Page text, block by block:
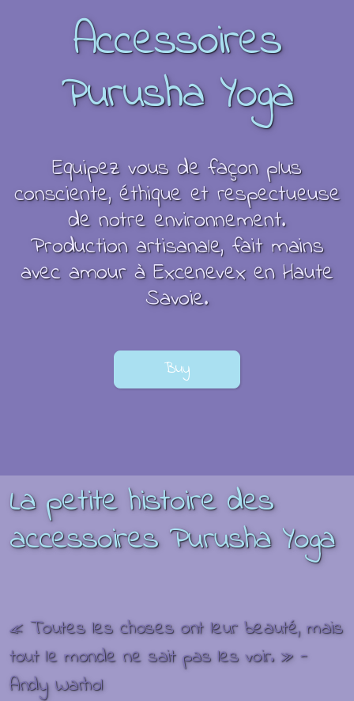
Accessoires
Purusha Yoga
Equipez vous de façon plus
consciente, éthique et respectueuse
de notre environnement.
Production artisanale, fait mains
avec amour à Excenevex en Haute
Savoie.
Buy
La petite histoire des
accessoires Purusha Yoga
« Toutes les choses ont leur beauté, mais
tout le monde ne sait pas les voir. » -
Andy Warhol